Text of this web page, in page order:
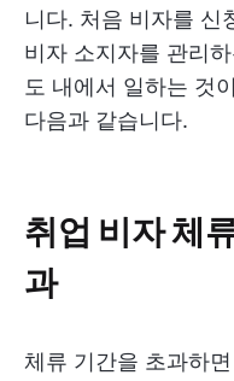
니다. 처음 비자를 신
비자 소지자를 관리
도 내에서 일하는 것
다음과 같습니다.
취업 비자 체
과
체류 기간을 초과하